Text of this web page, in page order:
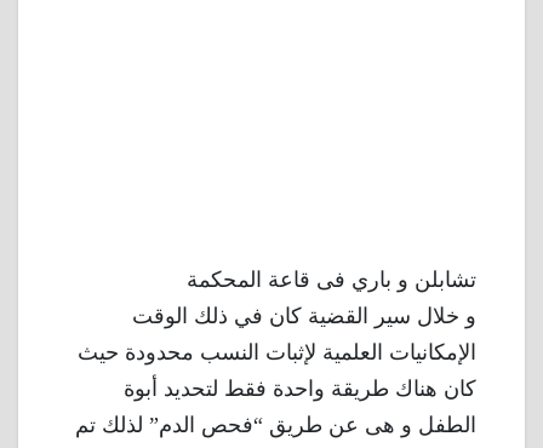
تشابلن و باري فى قاعة المحكمة
و خلال سير القضية كان في ذلك الوقت
الإمكانيات العلمية لإثبات النسب محدودة حيث
كان هناك طريقة واحدة فقط لتحديد أبوة
الطفل و هى عن طريق “فحص الدم” لذلك تم